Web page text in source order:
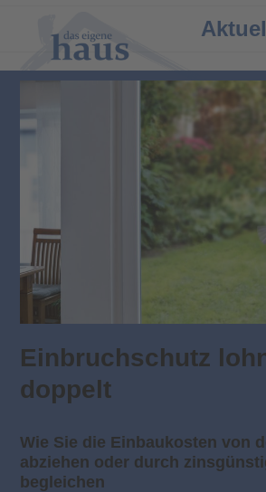
mobile
menu
mobile
menu
Einbruchschutz
doppelt
Wie Sie die Einbaukosten von
abziehen oder durch
begleichen